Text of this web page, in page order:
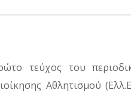
τεύχος του
Αθλητισμού